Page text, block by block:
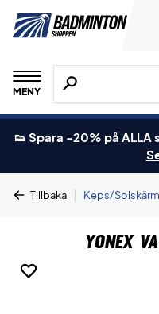
MENY
Sök efter
👟 Spara -20% på ALLA
Tillbaka | Keps/Solskärm
Yonex